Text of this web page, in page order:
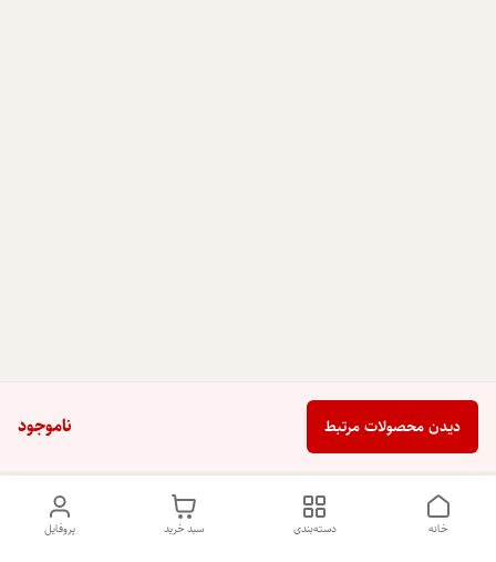
ناموجود دیدن محصولات مرتبط
پروفایل سبد خرید دسته‌بندی خانه